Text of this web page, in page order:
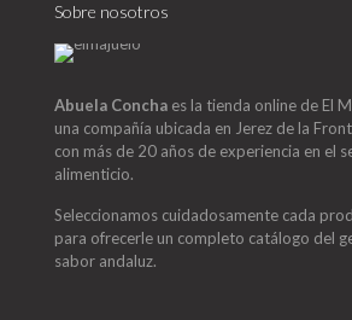
Sobre nosotros
Abuela Concha es la tienda online de El
una compañía ubicada en Jerez de la
con más de 20 años de experiencia en el
alimenticio.
Seleccionamos cuidadosamente cada
para ofrecerle un completo catálogo del
sabor andaluz.